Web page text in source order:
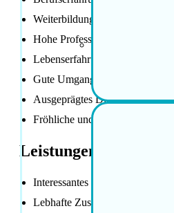
Weiterbildungen im
Hohe Professionalität im
Lebenserfahrung
Gute Umgangsformen
Ausgeprägtes
Fröhliche und natürliche Art
Leistungen der
Interessantes und dynamisches
Lebhafte Zusammenarbeit in